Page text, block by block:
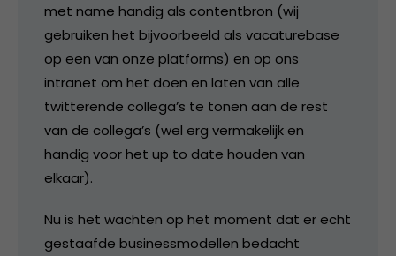
met name handig als contentbron (wij
gebruiken het bijvoorbeeld als vacaturebase
op een van onze platforms) en op ons
intranet om het doen en laten van alle
twitterende collega’s te tonen aan de rest
van de collega’s (wel erg vermakelijk en
handig voor het up to date houden van
elkaar).
Nu is het wachten op het moment dat er echt
gestaafde businessmodellen bedacht